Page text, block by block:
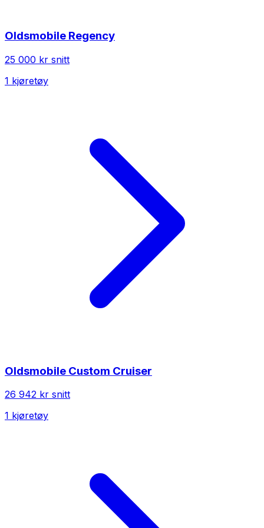
Oldsmobile Regency
25 000 kr snitt
1 kjøretøy
Oldsmobile Custom Cruiser
26 942 kr snitt
1 kjøretøy